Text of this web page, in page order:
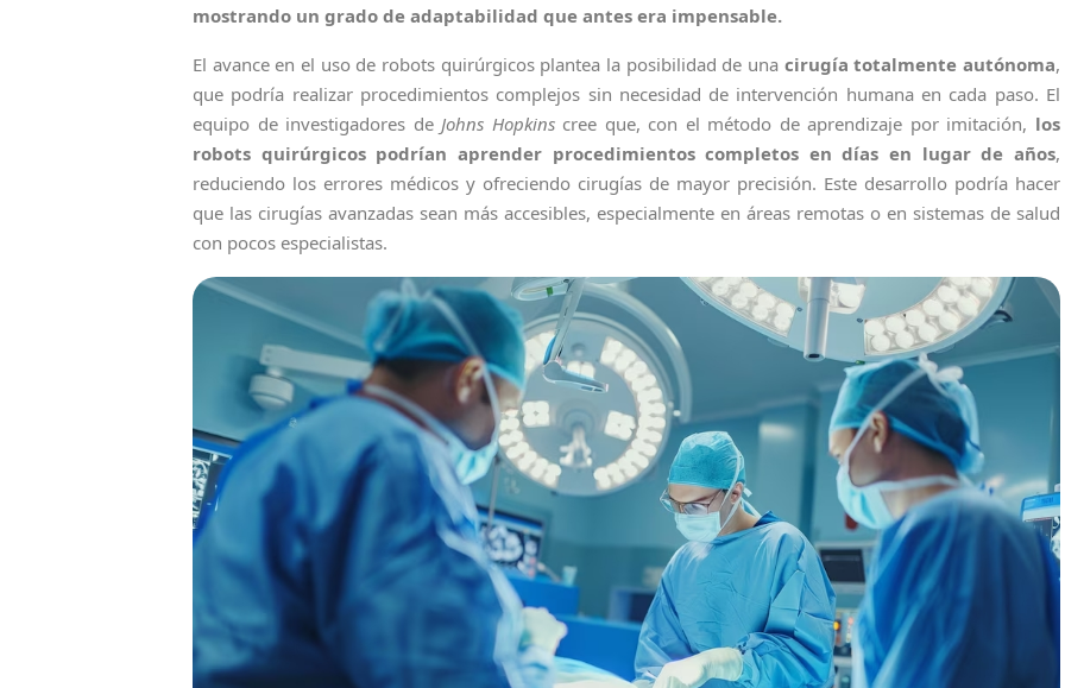
mostrando un grado de adaptabilidad que antes era impensable.
El avance en el uso de robots quirúrgicos plantea la posibilidad de una cirugía totalmente autónoma,
que podría realizar procedimientos complejos sin necesidad de intervención humana en cada paso. El
equipo de investigadores deJohns Hopkinscree que, con el método de aprendizaje por imitación, los
robots quirúrgicos podrían aprender procedimientos completos en días en lugar de años,
reduciendo los errores médicos y ofreciendo cirugías de mayor precisión. Este desarrollo podría hacer
que las cirugías avanzadas sean más accesibles, especialmente en áreas remotas o en sistemas de salud
con pocos especialistas.